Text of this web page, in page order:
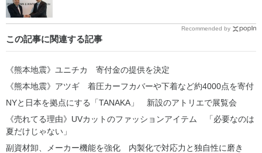
Recommended by
この記事に関連する記事
《熊本地震》ユニチカ 寄付金の提供を決定
《熊本地震》アツギ 着圧カーフカバーや下着など約4000点を寄付
NYと日本を拠点にする「TANAKA」 新設のアトリエで展覧会
《売れてる理由》UVカットのファッションアイテム 「必要なのは
夏だけじゃない」
副資材卸、メーカー機能を強化 内製化で対応力と独自性に磨き